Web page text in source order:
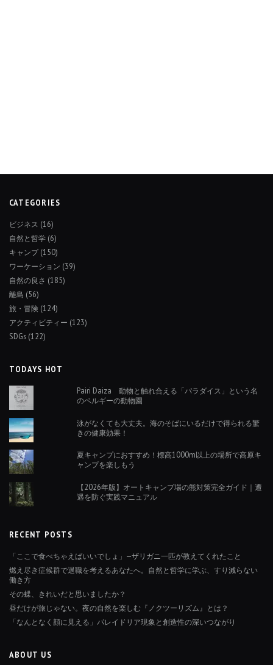
CATEGORIES
ビジネス (16)
自然と哲学 (6)
キャンプ(150)
ワーケーション (39)
自然の良さ (185)
離島 (56)
旅・冒険 (124)
アクティビティー (123)
SDGs (122)
TODAYS HOT
Pairi Daiza 動物と触れ合える「パラダイス」という名
のベルギーの動物園
泳がなくても大丈夫。海のそばにいるだけで得られる驚
きの健康効果！
夏キャンプにおすすめ！標高1000m以上の場所で高原キ
ャンプを楽しもう
【2026年版】オートキャンプ場の熊対策完全ガイド｜遭
遇を防ぐ実践マニュアル
RECENT POSTS
「ここで食べちゃえばいいでしょ」—ザリガニ一匹が教えてくれたこと
燃え尽き症候群で退職を考えるあなたへ。自然と哲学に学ぶ、すり減らない
働き方
その蝶、きれいだと思いましたか？
昼だけが旅じゃない。夜の自然を楽しむ『ノクツーリズム』とは？
「なんとなく顔に見える」パレイドリア現象と創造性の深いつながり
ABOUT US